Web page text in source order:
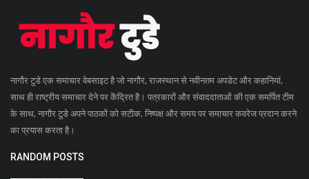
नागौर टुडे एक समाचार वेबसाइट है जो नागौर, राजस्थान से नवीनतम अपडेट और कहानियां,
साथ ही राष्ट्रीय समाचार देने पर केंद्रित है। पत्रकारों और संवाददाताओं की एक समर्पित टीम
के साथ, नागौर टुडे अपने पाठकों को सटीक, निष्पक्ष और समय पर समाचार कवरेज प्रदान करने
का प्रयास करता है।
RANDOM POSTS